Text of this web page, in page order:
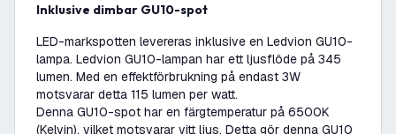
Inklusive dimbar GU10-spot
LED-markspotten levereras inklusive en Ledvion GU10-
lampa. Ledvion GU10-lampan har ett ljusflöde på 345
lumen. Med en effektförbrukning på endast 3W
motsvarar detta 115 lumen per watt.
Denna GU10-spot har en färgtemperatur på 6500K
(Kelvin), vilket motsvarar vitt ljus. Detta gör denna GU10